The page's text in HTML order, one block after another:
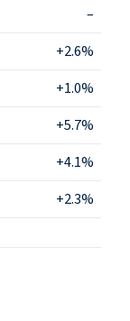
–
+2.6%
+1.0%
+5.7%
+4.1%
+2.3%